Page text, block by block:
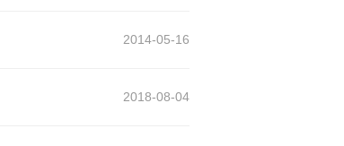
2014-05-16
2018-08-04